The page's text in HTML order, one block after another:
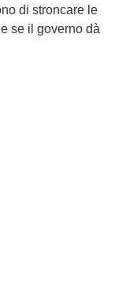
di stroncare le
se il governo dà